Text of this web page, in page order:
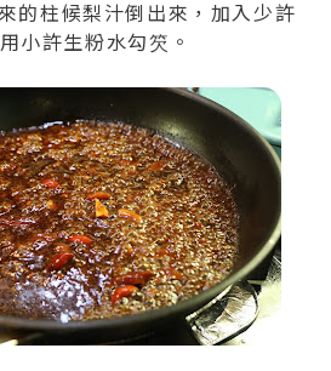
的柱候梨汁倒出來，加入少許
小許生粉水勾䇜。